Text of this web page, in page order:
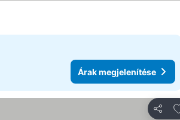
Árak megjelenítése